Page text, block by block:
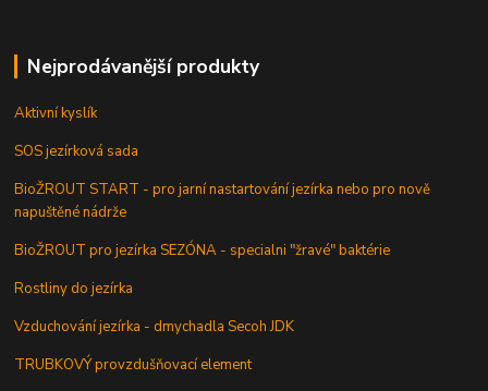
Nejprodávanější produkty
Aktivní kyslík
SOS jezírková sada
BioŽROUT START - pro jarní nastartování jezírka nebo pro nově
napuštěné nádrže
BioŽROUT pro jezírka SEZÓNA - specialni "žravé" baktérie
Rostliny do jezírka
Vzduchování jezírka - dmychadla Secoh JDK
TRUBKOVÝ provzdušňovací element